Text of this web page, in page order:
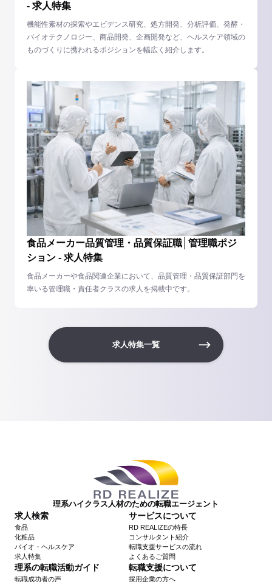
- 求人特集
機能性素材の探索やエビデンス研究、処方開発、分析評価、発酵・
バイオテクノロジー、商品開発、企画開発など、ヘルスケア領域の
ものづくりに携われるポジションを幅広く紹介します。
食品メーカー品質管理・品質保証職│管理職ポジ
ション - 求人特集
食品メーカーや食品関連企業において、品質管理・品質保証部門を
率いる管理職・責任者クラスの求人を掲載中です。
求人特集一覧
理系ハイクラス人材のための転職エージェント
求人検索
食品
化粧品
バイオ・ヘルスケア
求人特集
サービスについて
RD REALIZEの特長
コンサルタント紹介
転職支援サービスの流れ
よくあるご質問
理系の転職活動ガイド
転職成功者の声
転職支援について
採用企業の方へ